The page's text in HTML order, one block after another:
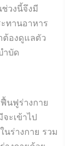
วงนี้จึงมี
ทานอาหาร
ต้องดูแลตัว
ำบัด
นฟูร่างกาย
ะเข้าไป
ร่างกาย รวม